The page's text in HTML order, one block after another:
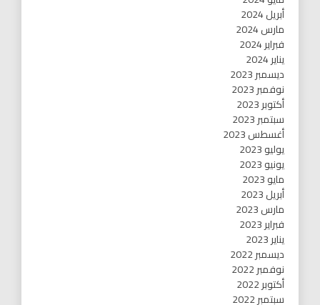
أبريل 2024
مارس 2024
فبراير 2024
يناير 2024
ديسمبر 2023
نوفمبر 2023
أكتوبر 2023
سبتمبر 2023
أغسطس 2023
يوليو 2023
يونيو 2023
مايو 2023
أبريل 2023
مارس 2023
فبراير 2023
يناير 2023
ديسمبر 2022
نوفمبر 2022
أكتوبر 2022
سبتمبر 2022